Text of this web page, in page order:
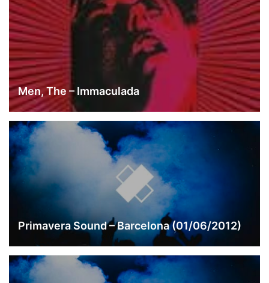
Men, The – Immaculada
Primavera Sound – Barcelona (01/06/2012)